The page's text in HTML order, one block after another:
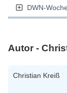
DWN-
Autor -
Christian Kreiß